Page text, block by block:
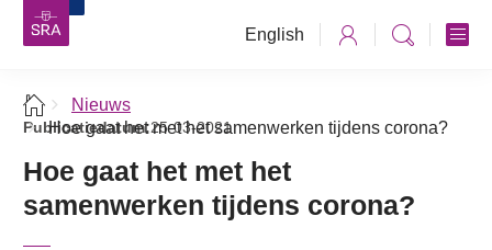
English
Nieuws
Hoe gaat het met het samenwerken tijdens corona?
Publicatiedatum:25-03-2021
Hoe gaat het met het
samenwerken tijdens corona?